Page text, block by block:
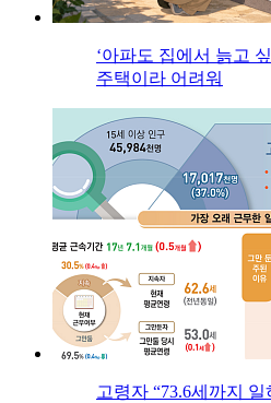
‘아파도 집에서 늙고
주택이라 어려워
고령자 “73.6세까지 일